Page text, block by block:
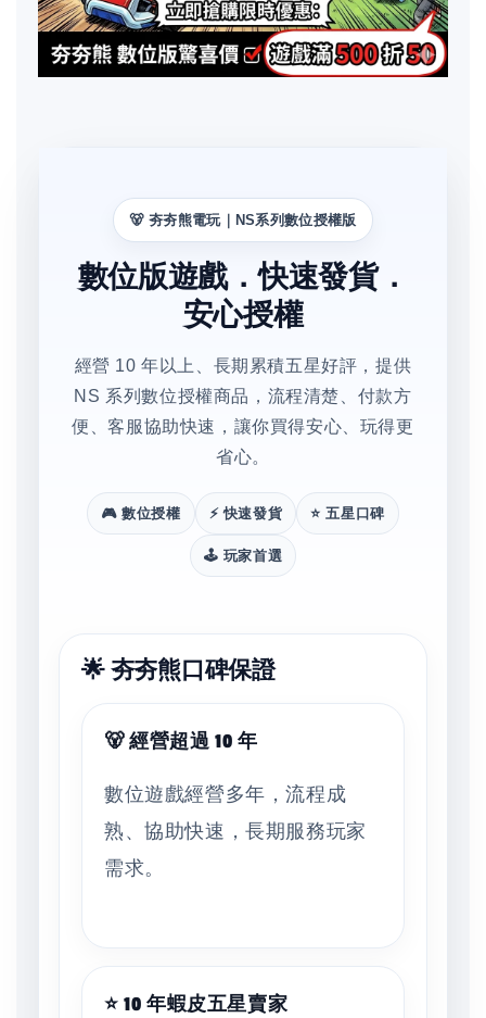
🐻 夯夯熊電玩｜NS系列數位授權版
數位版遊戲．快速發貨．
安心授權
經營 10 年以上、長期累積五星好評，提供
NS 系列數位授權商品，流程清楚、付款方
便、客服協助快速，讓你買得安心、玩得更
省心。
🎮 數位授權 ⚡ 快速發貨 ⭐ 五星口碑
🕹️ 玩家首選
🌟 夯夯熊口碑保證
🐻 經營超過 10 年
數位遊戲經營多年，流程成
熟、協助快速，長期服務玩家
需求。
⭐ 10 年蝦皮五星賣家